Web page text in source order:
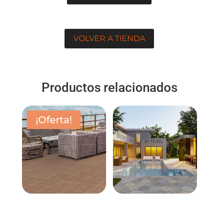
VOLVER A TIENDA
Productos relacionados
¡Oferta!